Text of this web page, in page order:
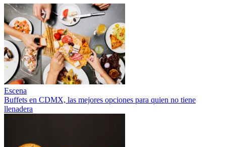
Escena
Buffets en CDMX, las mejores opciones para quien no tiene
llenadera